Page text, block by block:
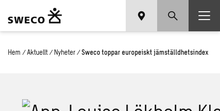
Hem / Aktuellt / Nyheter / Sweco toppar europeiskt jämställdhetsindex